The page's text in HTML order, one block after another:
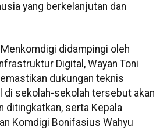
yang berkelanjutan dan
didampingi oleh
Digital, Wayan Toni
dukungan teknis
sekolah-sekolah tersebut akan
ditingkatkan, serta Kepala
Komdigi Bonifasius Wahyu